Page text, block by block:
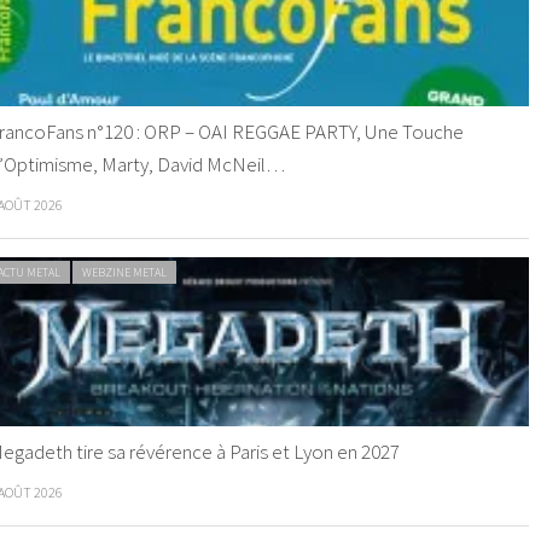
n°120 : ORP – OAI REGGAE PARTY, Une Touche
Marty, David McNeil…
2026
METAL WEBZINE METAL
tire sa révérence à Paris et Lyon en 2027
2026